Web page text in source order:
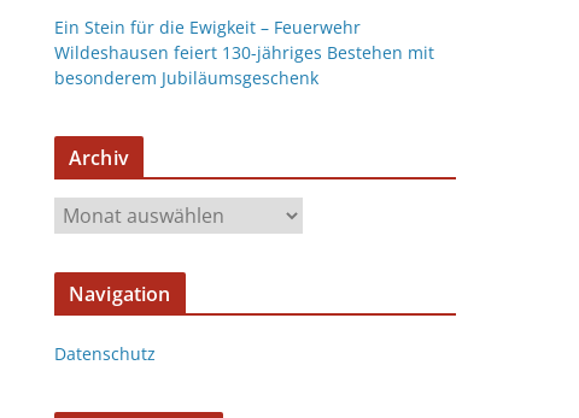
Ein Stein für die Ewigkeit – Feuerwehr
Wildeshausen feiert 130-jähriges Bestehen mit
besonderem Jubiläumsgeschenk
Archiv
Navigation
Datenschutz